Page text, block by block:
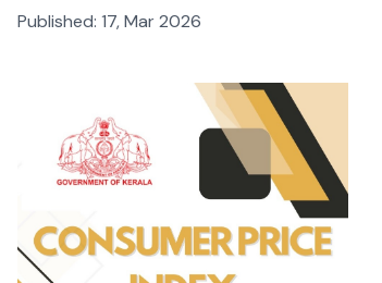
Published: 17, Mar 2026